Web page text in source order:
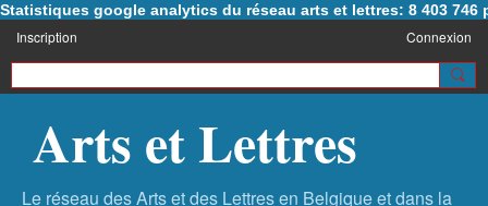
Statistiques google analytics du réseau arts et lettres: 8 403 746
Inscription Connexion
Arts et Lettres